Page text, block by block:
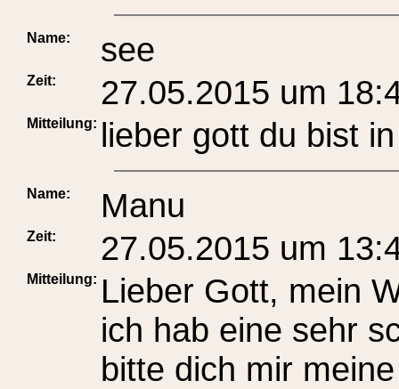
Name: see
Zeit: 27.05.2015 um
Mitteilung: lieber gott du bist
Name: Manu
Zeit: 27.05.2015 um
Mitteilung: Lieber Gott, mein
ich hab eine sehr
bitte dich mir